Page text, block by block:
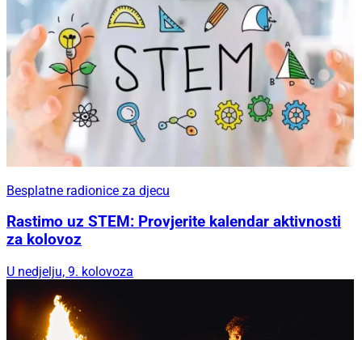
Besplatne radionice za djecu
Rastimo uz STEM: Provjerite kalendar aktivnosti
za kolovoz
U nedjelju, 9. kolovoza